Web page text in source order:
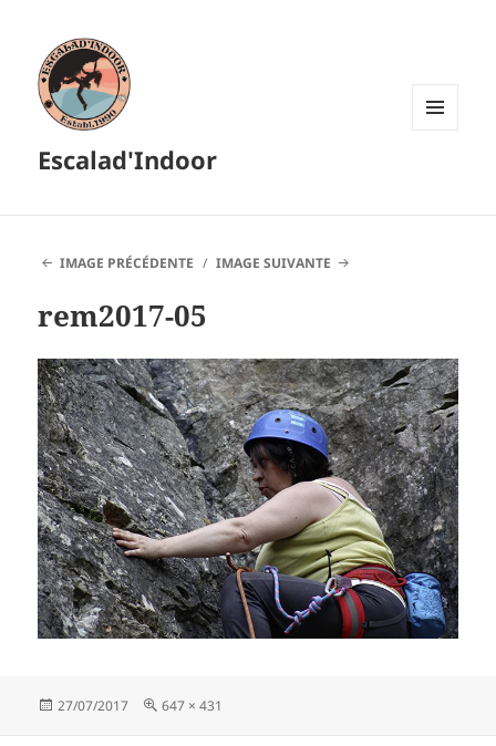
Escalad'Indoor
IMAGE PRÉCÉDENTE IMAGE SUIVANTE
rem2017-05
Publié
27/07/2017
Taille
647 × 431